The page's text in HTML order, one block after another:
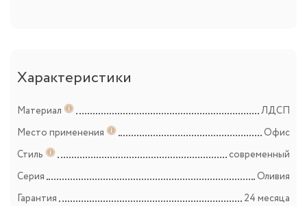
Характеристики
Материал
ЛДСП
Место применения
Офис
Стиль
современный
Серия
Оливия
Гарантия
24 месяца